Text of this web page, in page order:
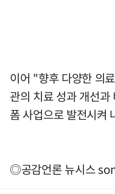
이어 "향후 다양한 의
관의 치료 성과 개선
폼 사업으로 발전시켜
◎공감언론 뉴시스